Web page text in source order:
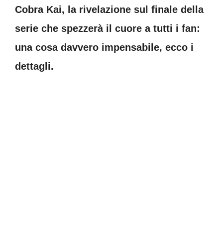
Cobra Kai, la rivelazione sul finale della
serie che spezzerà il cuore a tutti i fan:
una cosa davvero impensabile, ecco i
dettagli.